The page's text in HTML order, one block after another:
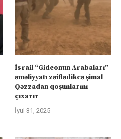
İsrail “Gideonun Arabaları”
əməliyyatı zəiflədikcə şimal
Qəzzadan qoşunlarını
çıxarır
İyul 31, 2025